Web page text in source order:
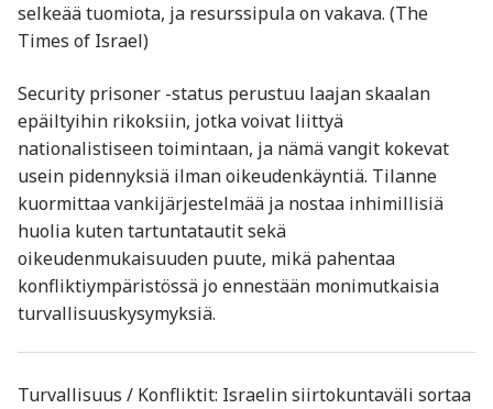
selkeää tuomiota, ja resurssipula on vakava. (The
Times of Israel)
Security prisoner -status perustuu laajan skaalan
epäiltyihin rikoksiin, jotka voivat liittyä
nationalistiseen toimintaan, ja nämä vangit kokevat
usein pidennyksiä ilman oikeudenkäyntiä. Tilanne
kuormittaa vankijärjestelmää ja nostaa inhimillisiä
huolia kuten tartuntatautit sekä
oikeudenmukaisuuden puute, mikä pahentaa
konfliktiympäristössä jo ennestään monimutkaisia
turvallisuuskysymyksiä.
Turvallisuus / Konfliktit: Israelin siirtokuntaväli sortaa